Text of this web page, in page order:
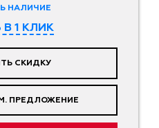
НАЛИЧИЕ
1 КЛИК
СКИДКУ
ПРЕДЛОЖЕНИЕ